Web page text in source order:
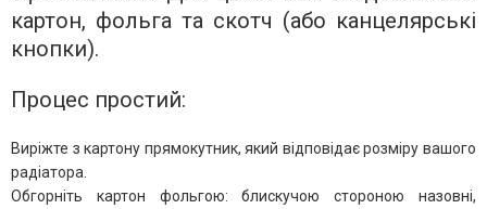
картон, фольга та скотч (або канцелярські
кнопки).
Процес простий:
Виріжте з картону прямокутник, який відповідає розміру вашого
радіатора.
Обгорніть картон фольгою: блискучою стороною назовні,